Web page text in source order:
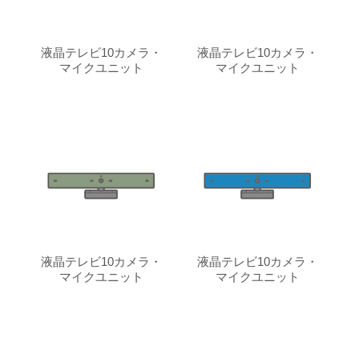
液晶テレビ10カメラ・
マイクユニット
液晶テレビ10カメラ・
マイクユニット
液晶テレビ10カメラ・
マイクユニット
液晶テレビ10カメラ・
マイクユニット